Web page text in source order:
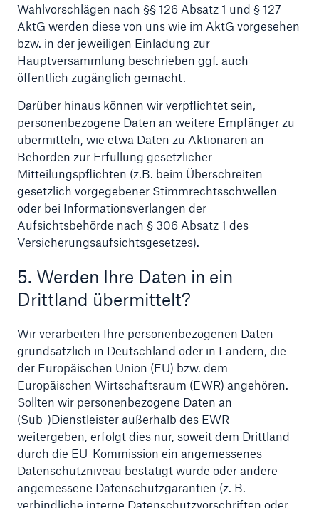
Wahlvorschlägen nach §§ 126 Absatz 1 und § 127
AktG werden diese von uns wie im AktG vorgesehen
bzw. in der jeweiligen Einladung zur
Hauptversammlung beschrieben ggf. auch
öffentlich zugänglich gemacht.
Darüber hinaus können wir verpflichtet sein,
personenbezogene Daten an weitere Empfänger zu
übermitteln, wie etwa Daten zu Aktionären an
Behörden zur Erfüllung gesetzlicher
Mitteilungspflichten (z.B. beim Überschreiten
gesetzlich vorgegebener Stimmrechtsschwellen
oder bei Informationsverlangen der
Aufsichtsbehörde nach § 306 Absatz 1 des
Versicherungsaufsichtsgesetzes).
5. Werden Ihre Daten in ein
Drittland übermittelt?
Wir verarbeiten Ihre personenbezogenen Daten
grundsätzlich in Deutschland oder in Ländern, die
der Europäischen Union (EU) bzw. dem
Europäischen Wirtschaftsraum (EWR) angehören.
Sollten wir personenbezogene Daten an
(Sub-)Dienstleister außerhalb des EWR
weitergeben, erfolgt dies nur, soweit dem Drittland
durch die EU-Kommission ein angemessenes
Datenschutzniveau bestätigt wurde oder andere
angemessene Datenschutzgarantien (z. B.
verbindliche interne Datenschutzvorschriften oder